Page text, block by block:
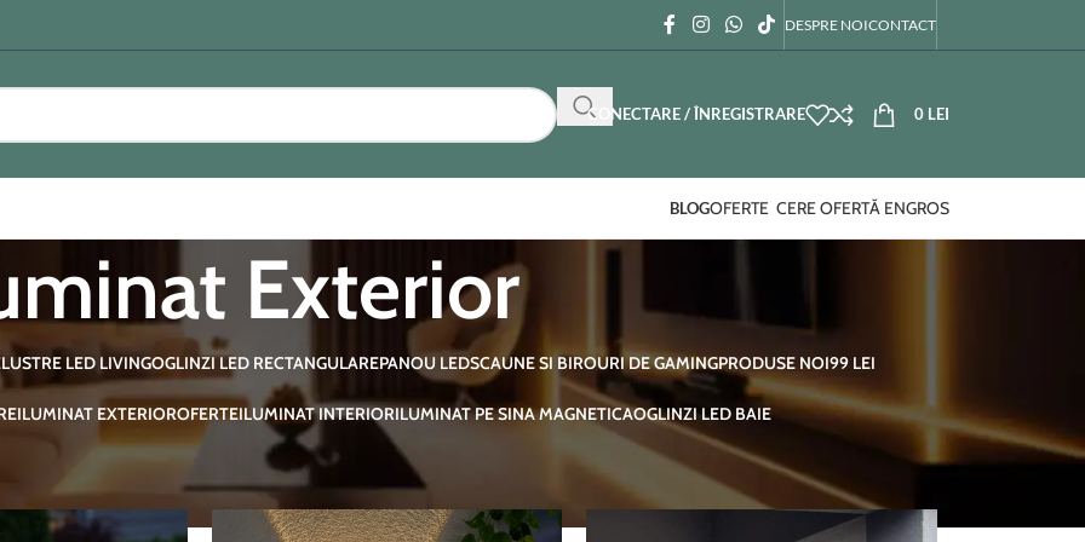
DESPRE NOICONTACT
CONECTARE / ÎNREGISTRARE 0 LEI
BLOGOFERTE CERE OFERTĂ ENGROS
Exterior
LUSTRE LED LIVINGOGLINZI LED RECTANGULAREPANOU LEDSCAUNE SI BIROURI DE GAMINGPRODUSE NOI99 LEI
ILUMINAT EXTERIOROFERTEILUMINAT INTERIORILUMINAT PE SINA MAGNETICAOGLINZI LED BAIE
36